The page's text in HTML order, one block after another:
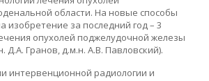
области. На новые способы
изобретение за последний год – 3
опухолей поджелудочной железы
Д.А. Гранов, д.м.н. А.В. Павловский).
интервенционной радиологии и